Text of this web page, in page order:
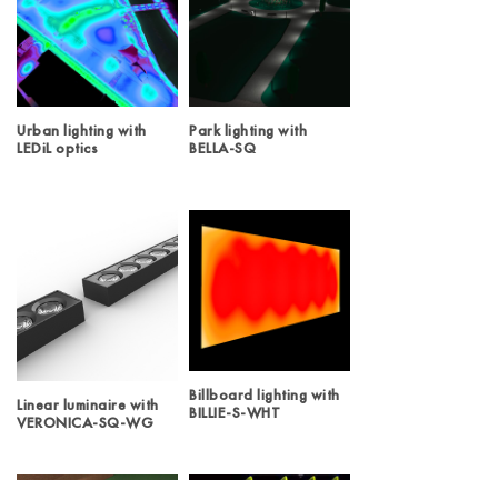
Urban lighting with
LEDiL optics
Park lighting with
BELLA-SQ
Linear luminaire with
VERONICA-SQ-WG
Billboard lighting with
BILLIE-S-WHT